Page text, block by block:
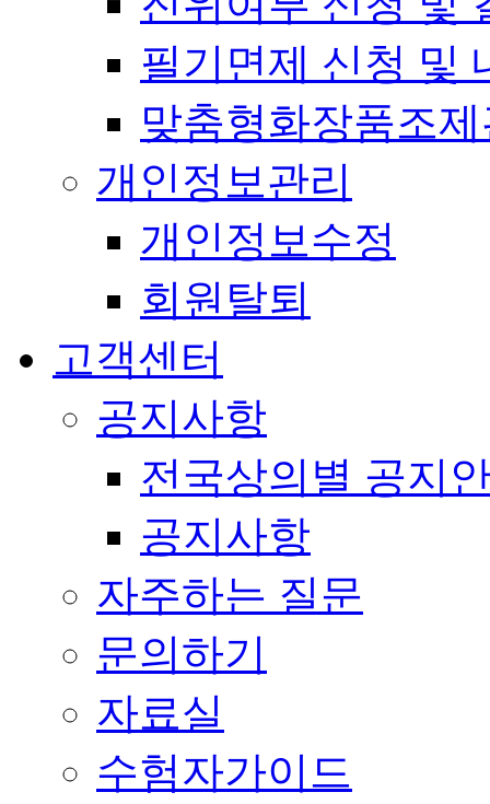
필기면제 신청 및
맞춤형화장품조
개인정보관리
개인정보수정
회원탈퇴
고객센터
공지사항
전국상의별 공지
공지사항
자주하는 질문
문의하기
자료실
수험자가이드